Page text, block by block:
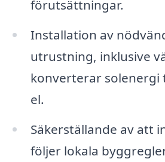
förutsättningar.
Installation av
utrustning, inklusive
konverterar solenergi
el.
Säkerställande av att
följer lokala